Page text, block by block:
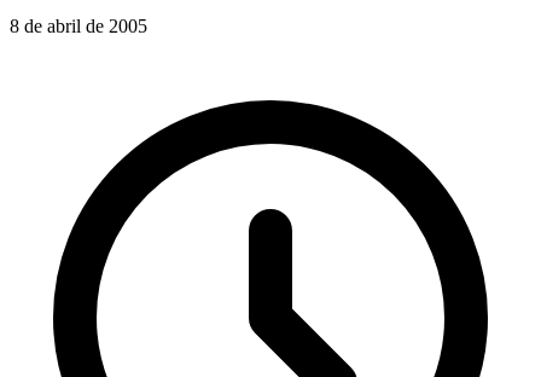
8 de abril de 2005